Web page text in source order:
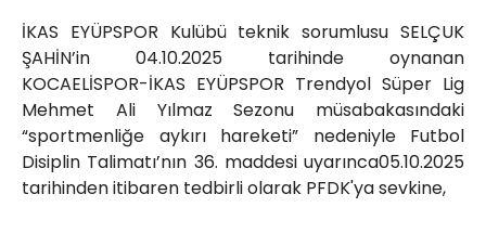
İKAS EYÜPSPOR Kulübü teknik sorumlusu SELÇUK
ŞAHİN’in 04.10.2025 tarihinde oynanan
KOCAELİSPOR-İKAS EYÜPSPOR Trendyol Süper Lig
Mehmet Ali Yılmaz Sezonu müsabakasındaki
“sportmenliğe aykırı hareketi” nedeniyle Futbol
Disiplin Talimatı’nın 36. maddesi uyarınca05.10.2025
tarihinden itibaren tedbirli olarak PFDK'ya sevkine,